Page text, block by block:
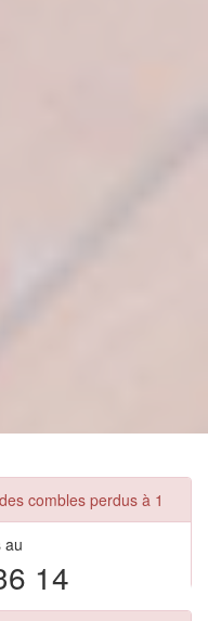
combles perdus à 1
au
14